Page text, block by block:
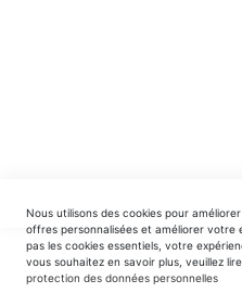
Horaires SAV :
du Lundi au Jeudi : 9h30 -
Vendredi : 9h30 - 12h30 / 14h
Nous utilisons des cookies pour
offres personnalisées et améliorer votre
pas les cookies essentiels, votre
vous souhaitez en savoir plus, veuillez
protection des données personnelles